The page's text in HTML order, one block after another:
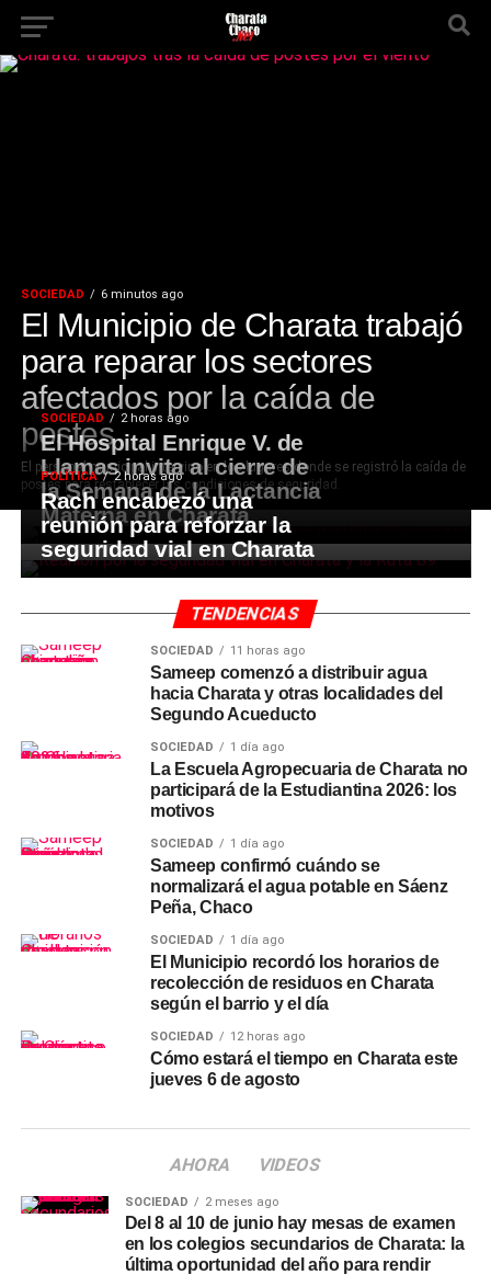
SOCIEDAD 6 minutos ago
El Municipio de Charata trabajó
para reparar los sectores
afectados por la caída de
postes
El personal municipal intervino en los lugares donde se registró la caída de
postes para restablecer las condiciones de seguridad.
SOCIEDAD 2 horas ago
El Hospital Enrique V. de
Llamas invita al cierre de
la Semana de la Lactancia
Materna en Charata
POLÍTICA 2 horas ago
Rach encabezó una
reunión para reforzar la
seguridad vial en Charata
TENDENCIAS
SOCIEDAD 11 horas ago
Sameep comenzó a distribuir agua
hacia Charata y otras localidades del
Segundo Acueducto
SOCIEDAD 1 día ago
La Escuela Agropecuaria de Charata no
participará de la Estudiantina 2026: los
motivos
SOCIEDAD 1 día ago
Sameep confirmó cuándo se
normalizará el agua potable en Sáenz
Peña, Chaco
SOCIEDAD 1 día ago
El Municipio recordó los horarios de
recolección de residuos en Charata
según el barrio y el día
SOCIEDAD 12 horas ago
Cómo estará el tiempo en Charata este
jueves 6 de agosto
AHORA VIDEOS
SOCIEDAD 2 meses ago
Del 8 al 10 de junio hay mesas de examen
en los colegios secundarios de Charata: la
última oportunidad del año para rendir